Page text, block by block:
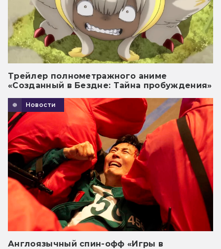
Трейлер полнометражного аниме
«Созданный в Бездне: Тайна пробуждения»
Новости
Англоязычный спин-офф «Игры в